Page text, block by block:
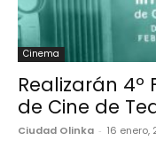
Cinema
Realizarán 4º
de Cine de
Ciudad Olinka - 16 enero,